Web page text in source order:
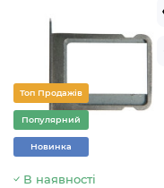
Топ Продажів
Популярний
Новинка
В наявності